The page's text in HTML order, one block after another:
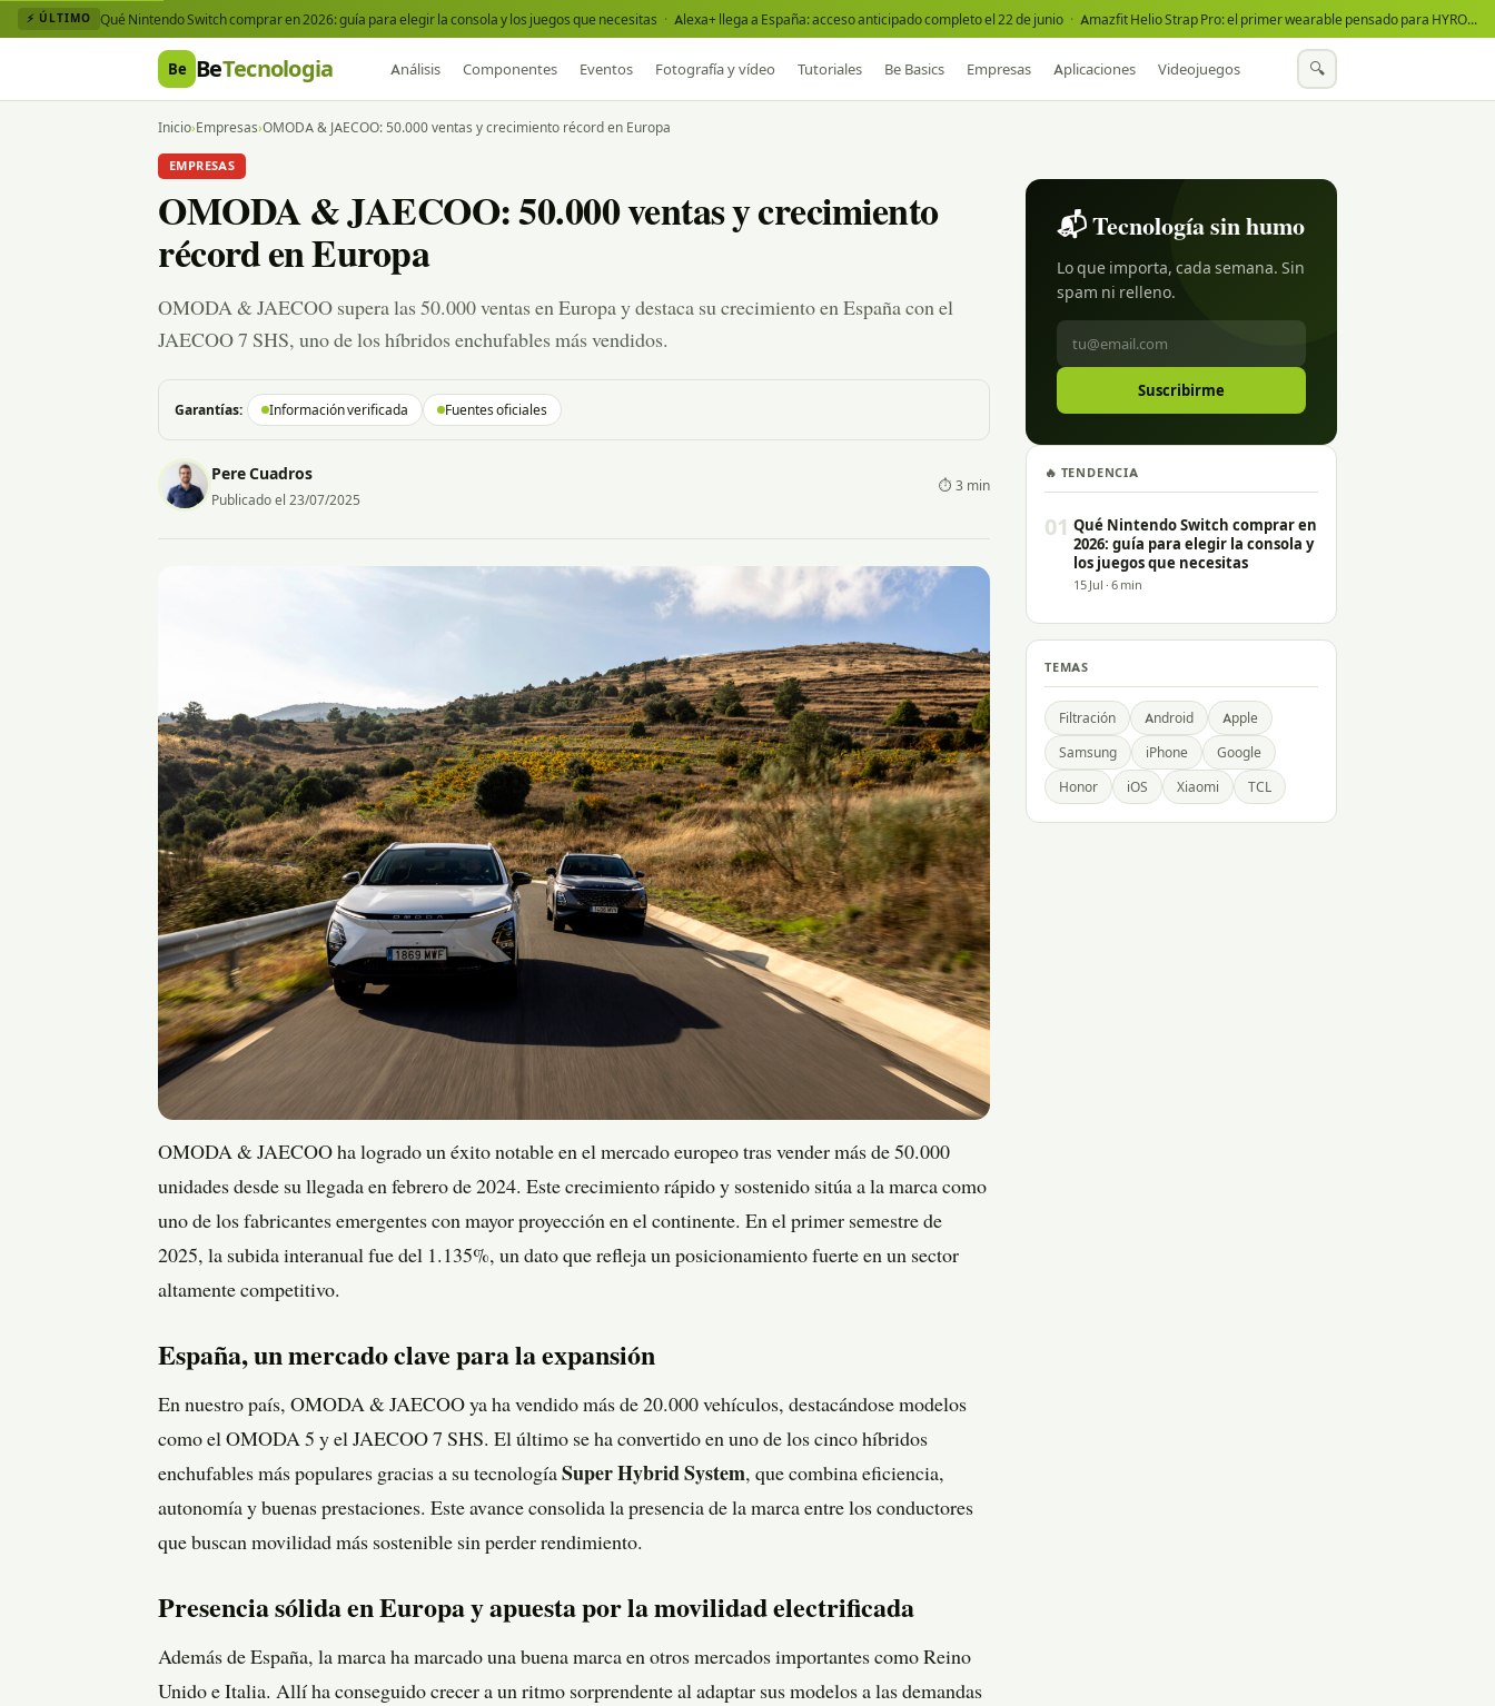
⚡ ÚLTIMO Qué Nintendo Switch comprar en 2026: guía para elegir la consola y los juegos que necesitas · Alexa+ llega a España: acceso anticipado completo el 22 de junio · Amazfit Helio Strap Pro: el primer wearable pensado para HYROX
Be BeTecnologia Análisis Componentes Eventos Fotografía y vídeo Tutoriales Be Basics Empresas Aplicaciones Videojuegos 🔍
Inicio›Empresas›OMODA & JAECOO: 50.000 ventas y crecimiento récord en Europa
EMPRESAS
OMODA & JAECOO: 50.000 ventas y crecimiento
récord en Europa
OMODA & JAECOO supera las 50.000 ventas en Europa y destaca su crecimiento en España con el
JAECOO 7 SHS, uno de los híbridos enchufables más vendidos.
Garantías: Información verificada Fuentes oficiales
Pere Cuadros
Publicado el 23/07/2025
⏱ 3 min
OMODA & JAECOO ha logrado un éxito notable en el mercado europeo tras vender más de 50.000
unidades desde su llegada en febrero de 2024. Este crecimiento rápido y sostenido sitúa a la marca como
uno de los fabricantes emergentes con mayor proyección en el continente. En el primer semestre de
2025, la subida interanual fue del 1.135%, un dato que refleja un posicionamiento fuerte en un sector
altamente competitivo.
España, un mercado clave para la expansión
En nuestro país, OMODA & JAECOO ya ha vendido más de 20.000 vehículos, destacándose modelos
como el OMODA 5 y el JAECOO 7 SHS. El último se ha convertido en uno de los cinco híbridos
enchufables más populares gracias a su tecnología Super Hybrid System, que combina eficiencia,
autonomía y buenas prestaciones. Este avance consolida la presencia de la marca entre los conductores
que buscan movilidad más sostenible sin perder rendimiento.
Presencia sólida en Europa y apuesta por la movilidad electrificada
Además de España, la marca ha marcado una buena marca en otros mercados importantes como Reino
Unido e Italia. Allí ha conseguido crecer a un ritmo sorprendente al adaptar sus modelos a las demandas
📬 Tecnología sin humo
Lo que importa, cada semana. Sin
spam ni relleno.
Suscribirme
🔥 TENDENCIA
01 Qué Nintendo Switch comprar en
2026: guía para elegir la consola y
los juegos que necesitas
15 Jul · 6 min
TEMAS
Filtración Android Apple
Samsung iPhone Google
Honor iOS Xiaomi TCL